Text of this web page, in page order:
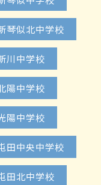
琴似北中学校
川中学校
陽中学校
陽中学校
田中央中学校
田北中学校